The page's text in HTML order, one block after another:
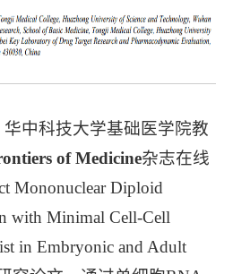
华中科技大学基础医学院教
of Medicine杂志在线
Mononuclear Diploid
with Minimal Cell-Cell
in Embryonic and Adult